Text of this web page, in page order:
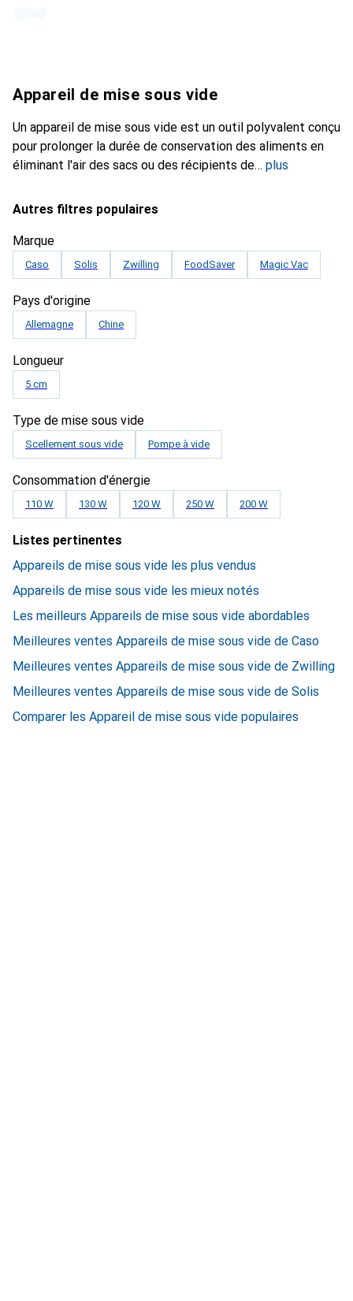
Appareil de mise sous vide
Un appareil de mise sous vide est un outil polyvalent conçu
pour prolonger la durée de conservation des aliments en
éliminant l'air des sacs ou des récipients de
plus
Autres filtres populaires
Marque
Caso Solis Zwilling FoodSaver Magic Vac
Pays d'origine
Allemagne Chine
Longueur
5 cm
Type de mise sous vide
Scellement sous vide Pompe à vide
Consommation d'énergie
110 W 130 W 120 W 250 W 200 W
Listes pertinentes
Appareils de mise sous vide les plus vendus
Appareils de mise sous vide les mieux notés
Les meilleurs Appareils de mise sous vide abordables
Meilleures ventes Appareils de mise sous vide de Caso
Meilleures ventes Appareils de mise sous vide de Zwilling
Meilleures ventes Appareils de mise sous vide de Solis
Comparer les Appareil de mise sous vide populaires